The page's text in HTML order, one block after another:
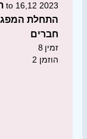
13,12 2023 to 16,12 2023
התחלת
חברים
8 זמין
2 הוזמן